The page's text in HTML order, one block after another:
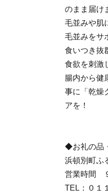
のまま届け
毛並みや肌
毛並みをサ
食いつき抜
食欲を刺激
腸内から健
事に「乾燥
アを！
◆お礼の品
浜頓別町ふ
営業時間
TEL：０１